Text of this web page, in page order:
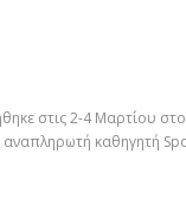
στις 2-4 Μαρτίου
αναπληρωτή καθηγητή